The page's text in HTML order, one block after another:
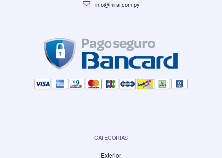
info@mirai.com.py
CATEGORIAS
Exterior